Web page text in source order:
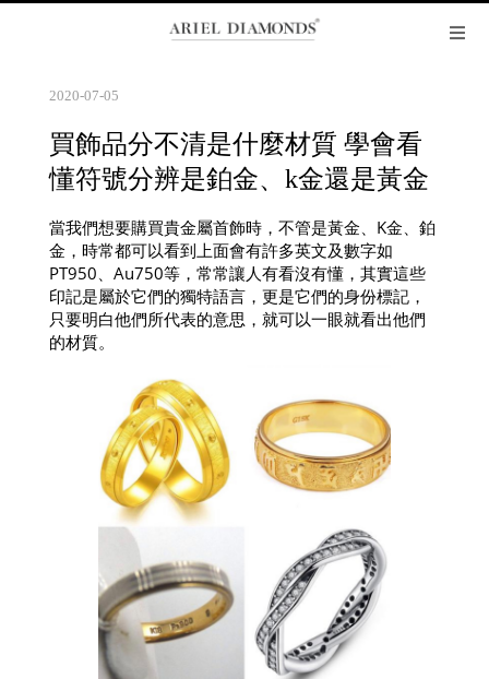
2020-07-05
買飾品分不清是什麼材質 學會看
懂符號分辨是鉑金、k金還是黃金
當我們想要購買貴金屬首飾時，不管是黃金、K金、鉑
金，時常都可以看到上面會有許多英文及數字如
PT950、Au750等，常常讓人有看沒有懂，其實這些
印記是屬於它們的獨特語言，更是它們的身份標記，
只要明白他們所代表的意思，就可以一眼就看出他們
的材質。